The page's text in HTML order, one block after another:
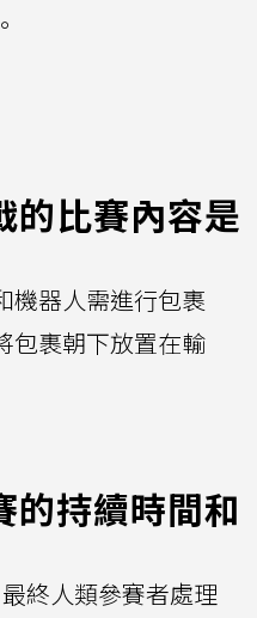
的比賽內容是
機器人需進行包裹
包裹朝下放置在輸
的持續時間和
終人類參賽者處理